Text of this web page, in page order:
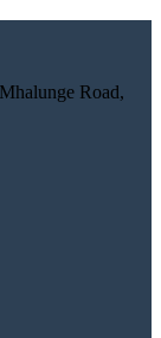
Road,